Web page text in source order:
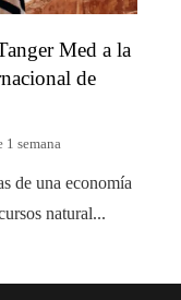
Med a la
de
1 semana
de una economía
natural...